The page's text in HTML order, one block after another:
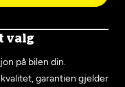
valg
på bilen din.
garantien gjelder